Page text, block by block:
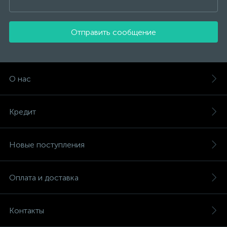
Отправить сообщение
О нас
Кредит
Новые поступления
Оплата и доставка
Контакты